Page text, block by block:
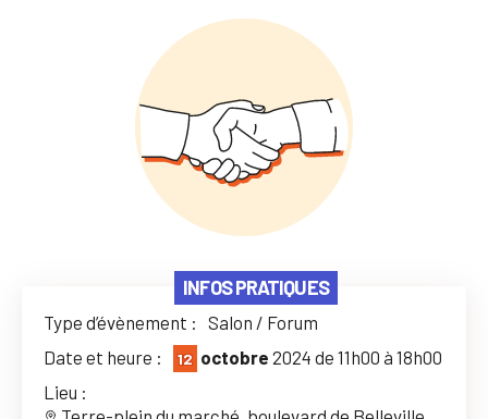
INFOS PRATIQUES
Type d’évènement : Salon / Forum
Date et heure :
12 octobre 2024 de 11h00 à 18h00
Lieu :